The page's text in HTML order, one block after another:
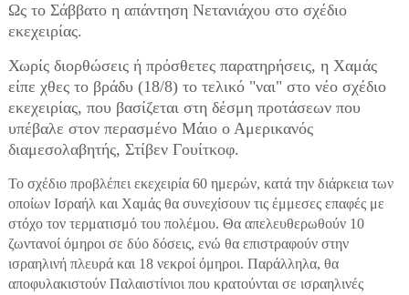
Ως το Σάββατο η απάντηση Νετανιάχου στο σχέδιο
εκεχειρίας.
Χωρίς διορθώσεις ή πρόσθετες παρατηρήσεις, η Χαμάς
είπε χθες το βράδυ (18/8) το τελικό "ναι" στο νέο σχέδιο
εκεχειρίας, που βασίζεται στη δέσμη προτάσεων που
υπέβαλε στον περασμένο Μάιο ο Αμερικανός
διαμεσολαβητής, Στίβεν Γουίτκοφ.
Το σχέδιο προβλέπει εκεχειρία 60 ημερών, κατά την διάρκεια των
οποίων Ισραήλ και Χαμάς θα συνεχίσουν τις έμμεσες επαφές με
στόχο τον τερματισμό του πολέμου. Θα απελευθερωθούν 10
ζωντανοί όμηροι σε δύο δόσεις, ενώ θα επιστραφούν στην
ισραηλινή πλευρά και 18 νεκροί όμηροι. Παράλληλα, θα
αποφυλακιστούν Παλαιστίνιοι που κρατούνται σε ισραηλινές